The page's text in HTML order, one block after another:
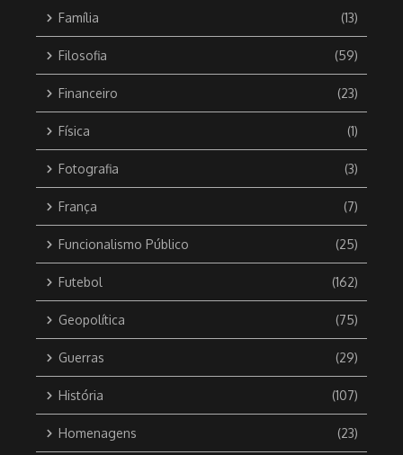
Família (13)
Filosofia (59)
Financeiro (23)
Física (1)
Fotografia (3)
França (7)
Funcionalismo Público (25)
Futebol (162)
Geopolítica (75)
Guerras (29)
História (107)
Homenagens (23)